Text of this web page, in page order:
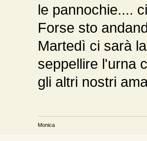
le pannochie....
Forse sto
Martedì ci sarà
seppellire l'urna
gli altri nostri
Monica